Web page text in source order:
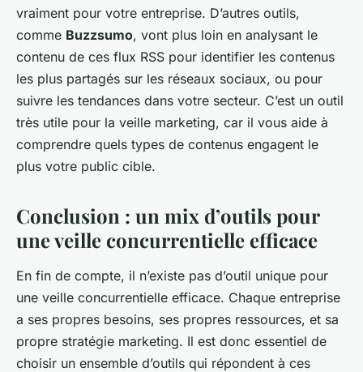
vraiment pour votre entreprise. D’autres outils,
comme Buzzsumo, vont plus loin en analysant le
contenu de ces flux RSS pour identifier les contenus
les plus partagés sur les réseaux sociaux, ou pour
suivre les tendances dans votre secteur. C’est un outil
très utile pour la veille marketing, car il vous aide à
comprendre quels types de contenus engagent le
plus votre public cible.
Conclusion : un mix d’outils pour
une veille concurrentielle efficace
En fin de compte, il n’existe pas d’outil unique pour
une veille concurrentielle efficace. Chaque entreprise
a ses propres besoins, ses propres ressources, et sa
propre stratégie marketing. Il est donc essentiel de
choisir un ensemble d’outils qui répondent à ces